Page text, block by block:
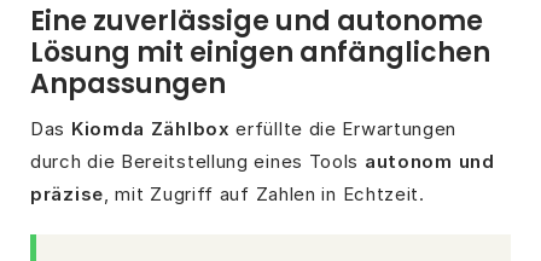
Eine zuverlässige und autonome
Lösung mit einigen anfänglichen
Anpassungen
Das Kiomda Zählbox erfüllte die Erwartungen
durch die Bereitstellung eines Tools autonom und
präzise, mit Zugriff auf Zahlen in Echtzeit.